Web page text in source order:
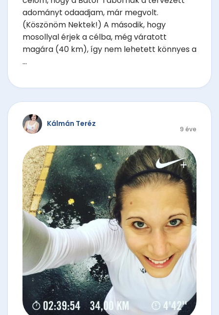
adományt odaadjam, már megvolt.
(Köszönöm Nektek!) A második, hogy
mosollyal érjek a célba, még váratott
magára (40 km), így nem lehetett könnyes a
...
Kálmán Teréz
9 éve